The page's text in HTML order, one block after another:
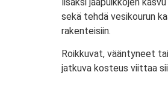
sekä tehdä vesikourun
rakenteisiin.
Roikkuvat, vääntyneet
jatkuva kosteus viittaa